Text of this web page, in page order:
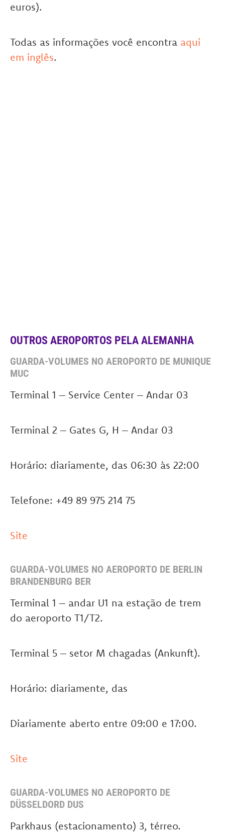
euros).
Todas as informações você encontra aqui
em inglês.
OUTROS AEROPORTOS PELA ALEMANHA
GUARDA-VOLUMES NO AEROPORTO DE MUNIQUE
MUC
Terminal 1 – Service Center – Andar 03
Terminal 2 – Gates G, H – Andar 03
Horário: diariamente, das 06:30 às 22:00
Telefone: +49 89 975 214 75
Site
GUARDA-VOLUMES NO AEROPORTO DE BERLIN
BRANDENBURG BER
Terminal 1 – andar U1 na estação de trem
do aeroporto T1/T2.
Terminal 5 – setor M chagadas (Ankunft).
Horário: diariamente, das
Diariamente aberto entre 09:00 e 17:00.
Site
GUARDA-VOLUMES NO AEROPORTO DE
DÜSSELDORD DUS
Parkhaus (estacionamento) 3, térreo.